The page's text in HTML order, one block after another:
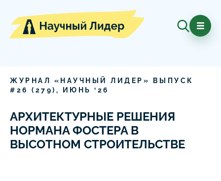
ЖУРНАЛ «НАУЧНЫЙ ЛИДЕР» ВЫПУСК
# 26 ( 279), ИЮНЬ ‘ 26
АРХИТЕКТУРНЫЕ РЕШЕНИЯ
НОРМАНА ФОСТЕРА В
ВЫСОТНОМ СТРОИТЕЛЬСТВЕ